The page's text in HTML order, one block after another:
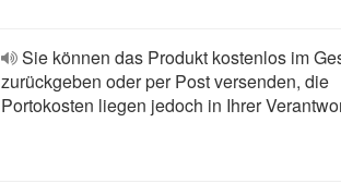
Sie können das Produkt kostenlos im
zurückgeben oder per Post versenden, die
Portokosten liegen jedoch in Ihrer